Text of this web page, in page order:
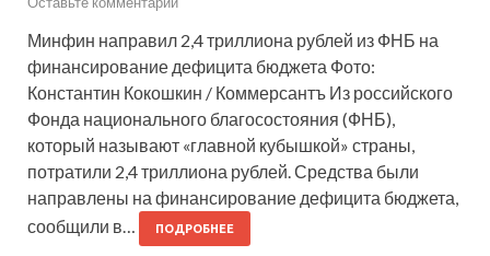
Минфин направил 2,4 триллиона рублей из ФНБ на
финансирование дефицита бюджета Фото:
Константин Кокошкин / Коммерсантъ Из российского
Фонда национального благосостояния (ФНБ),
который называют «главной кубышкой» страны,
потратили 2,4 триллиона рублей. Средства были
направлены на финансирование дефицита бюджета,
сообщили в…
ПОДРОБНЕЕ